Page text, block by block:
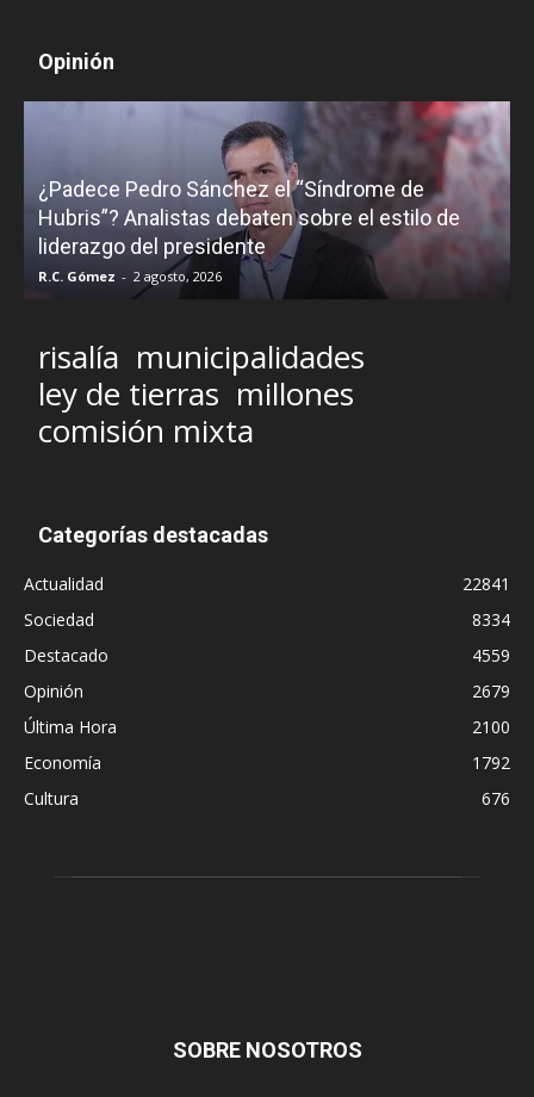
Opinión
¿Padece Pedro Sánchez el “Síndrome de
Hubris”? Analistas debaten sobre el estilo de
liderazgo del presidente
R.C. Gómez - 2 agosto, 2026
risalía municipalidades
ley de tierras millones
comisión mixta
Categorías destacadas
Actualidad
22841
Sociedad
8334
Destacado
4559
Opinión
2679
Última Hora
2100
Economía
1792
Cultura
676
SOBRE NOSOTROS